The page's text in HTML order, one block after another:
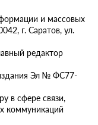
и массовых
г. Саратов, ул.
редактор
Эл № ФС77-
в сфере связи,
коммуникаций